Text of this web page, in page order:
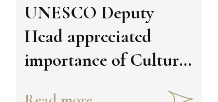
UNESCO Deputy
Head appreciated
importance of Cultural